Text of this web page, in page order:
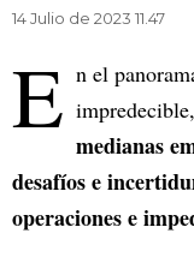
14 Julio de 2023 11.47
E n el
impredecible,
medianas
desafíos e
operaciones e